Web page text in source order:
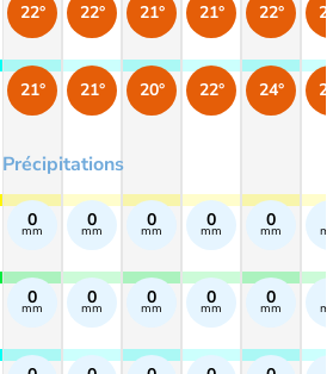
Précipitations
22°
21°
0
mm
0
mm
22°
21°
0
mm
0
mm
21°
20°
0
mm
0
mm
21°
22°
0
mm
0
mm
22°
24°
0
mm
0
mm